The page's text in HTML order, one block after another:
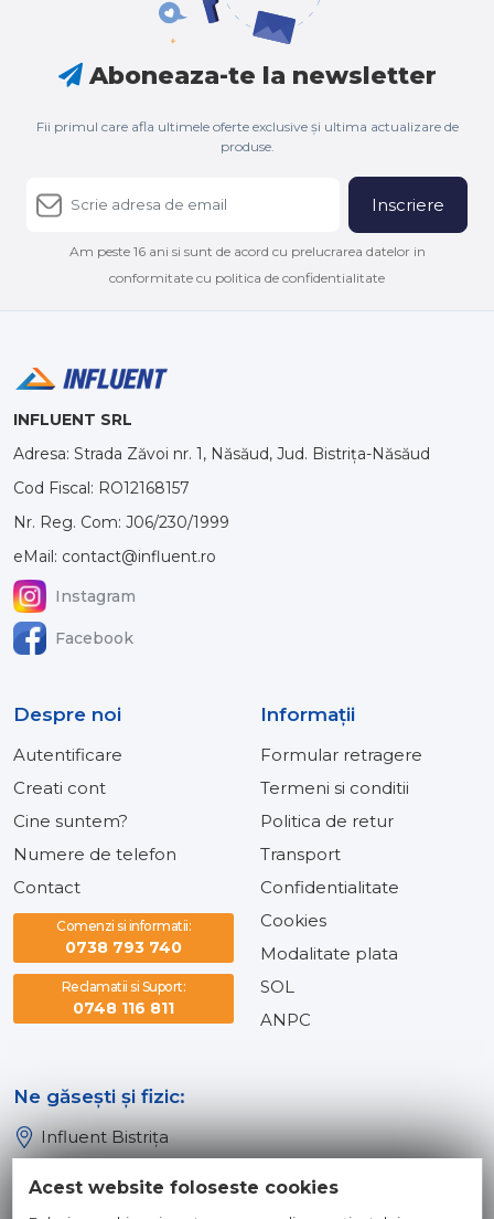
Aboneaza-te la newsletter
Fii primul care afla ultimele oferte exclusive și ultima actualizare de
produse.
Inscriere
Am peste 16 ani si sunt de acord cu prelucrarea datelor in
conformitate cu politica de confidentialitate
INFLUENT SRL
Adresa: Strada Zăvoi nr. 1, Năsăud, Jud. Bistrița-Năsăud
Cod Fiscal: RO12168157
Nr. Reg. Com: J06/230/1999
eMail: contact@influent.ro
Instagram
Facebook
Despre noi
Autentificare
Creati cont
Cine suntem?
Numere de telefon
Contact
Comenzi si informatii:
0738 793 740
Reclamatii si Suport:
0748 116 811
Informaţii
Formular retragere
Termeni si conditii
Politica de retur
Transport
Confidentialitate
Cookies
Modalitate plata
SOL
ANPC
Ne găsești și fizic:
Influent Bistrița
Acest website foloseste cookies